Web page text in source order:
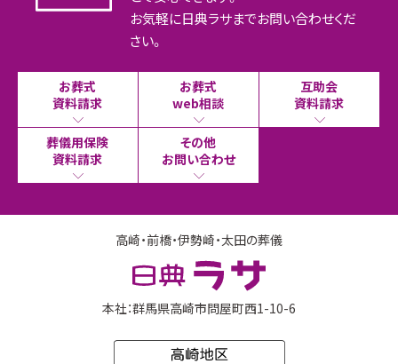
お気軽に日典ラサまでお問い合わせくだ
さい。
お葬式
資料請求
お葬式
web相談
互助会
資料請求
葬儀用保険
資料請求
その他
お問い合わせ
高崎・前橋・伊勢崎・太田の葬儀
本社：群馬県高崎市問屋町西1-10-6